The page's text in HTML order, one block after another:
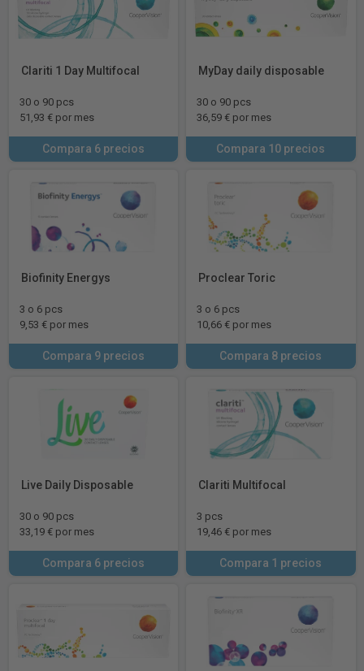
Clariti 1 Day Multifocal
30 o 90 pcs
51,93 € por mes
Compara 6 precios
MyDay daily disposable
30 o 90 pcs
36,59 € por mes
Compara 10 precios
Biofinity Energys
3 o 6 pcs
9,53 € por mes
Compara 9 precios
Proclear Toric
3 o 6 pcs
10,66 € por mes
Compara 8 precios
Live Daily Disposable
30 o 90 pcs
33,19 € por mes
Compara 6 precios
Clariti Multifocal
3 pcs
19,46 € por mes
Compara 1 precios